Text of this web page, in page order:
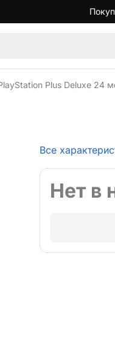
Plus Deluxe 24
Все
Нет в